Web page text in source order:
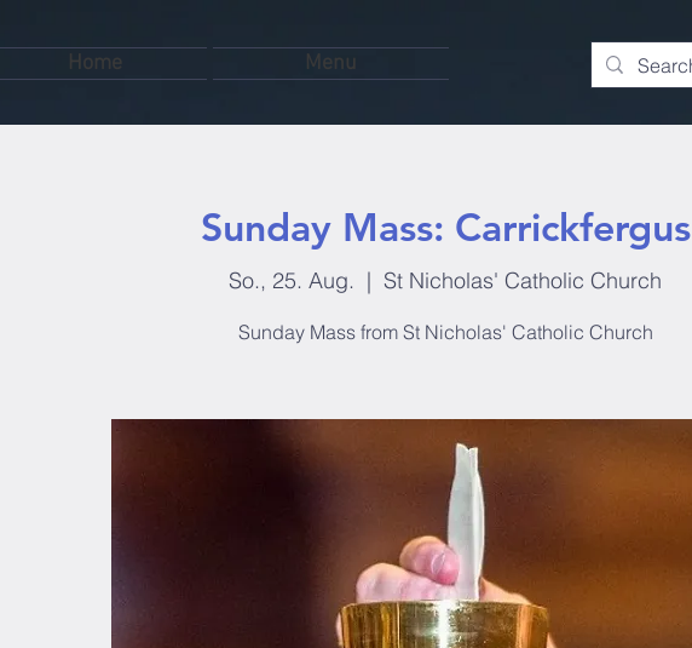
Home Menu
Sunday Mass: Carrickfergus
So., 25. Aug.
  |
St Nicholas' Catholic Church
Sunday Mass from St Nicholas' Catholic Church